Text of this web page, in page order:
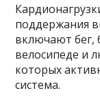
поддержания
включают бег,
велосипеде и
которых
система.